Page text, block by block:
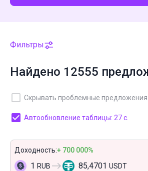
Фильтры
Найдено 12555
Скрывать проблемные предложения
Автообновление таблицы: 26 с.
Доходность:+ 700 000%
1 RUB 85,4701 USDT